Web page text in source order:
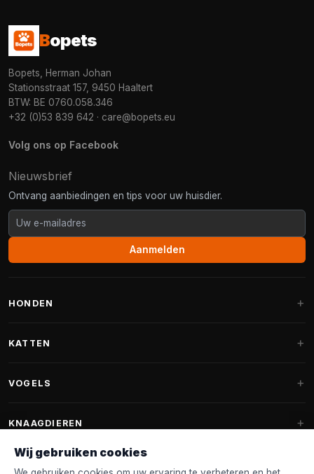
Bopets
Bopets, Herman Johan
Stationsstraat 157, 9450 Haaltert
BTW: BE 0760.058.346
+32 (0)53 839 642 · care@bopets.eu
Volg ons op Facebook
Nieuwsbrief
Ontvang aanbiedingen en tips voor uw huisdier.
Aanmelden
HONDEN
Fantail hondenmanden
KATTEN
Krabpalen voor Maine Coon
Krabpaal onderdelen
VOGELS
Voederhuisjes
KNAAGDIEREN
Konijnenvoer
Wij gebruiken cookies